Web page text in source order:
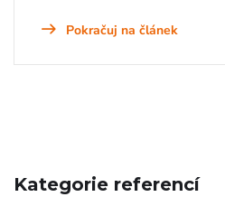
Pokračuj na článek
Kategorie referencí